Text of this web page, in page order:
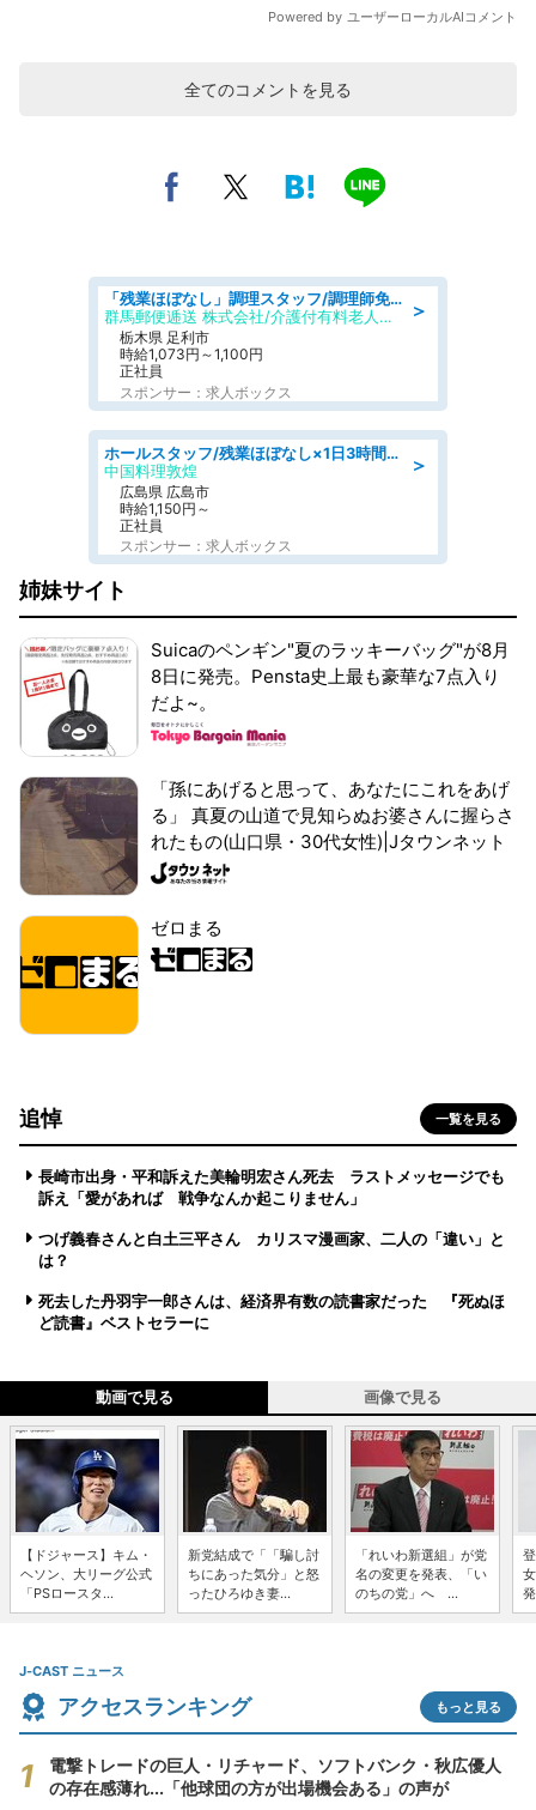
全てのコメントを見る
＞
「残業ほぼなし」調理スタッフ/調理師免許必須/正職員/日勤のみ/介護付き有料老人ホーム/社会保障完備
群馬郵便逓送 株式会社/介護付有料老人ホーム ふる里
栃木県 足利市
時給1,073円～1,100円
正社員
スポンサー：求人ボックス
＞
ホールスタッフ/残業ほぼなし×1日3時間〜勤務OK!フォロー体制も充実/広島県/広島市南区
中国料理敦煌
広島県 広島市
時給1,150円～
正社員
スポンサー：求人ボックス
姉妹サイト
Suicaのペンギン"夏のラッキーバッグ"が8月
8日に発売。Pensta史上最も豪華な7点入り
だよ~。
「孫にあげると思って、あなたにこれをあげ
る」 真夏の山道で見知らぬお婆さんに握らさ
れたもの(山口県・30代女性)|Jタウンネット
ゼロまる
追悼 一覧を見る
長崎市出身・平和訴えた美輪明宏さん死去 ラストメッセージでも
訴え「愛があれば 戦争なんか起こりません」
つげ義春さんと白土三平さん カリスマ漫画家、二人の「違い」と
は？
死去した丹羽宇一郎さんは、経済界有数の読書家だった 『死ぬほ
ど読書』ベストセラーに
動画で見る 画像で見る
【ドジャース】キム・
ヘソン、大リーグ公式
「PSロースタ...
新党結成で「「騙し討
ちにあった気分」と怒
ったひろゆき妻...
「れいわ新選組」が党
名の変更を発表、「い
のちの党」へ ...
J-CAST ニュース
アクセスランキング もっと見る
電撃トレードの巨人・リチャード、ソフトバンク・秋広優人
の存在感薄れ...「他球団の方が出場機会ある」の声が